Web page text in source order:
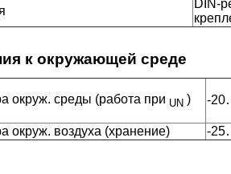
DIN-
к окружающей среде
окруж. среды (работа при UN ) -
окруж. воздуха (хранение) -